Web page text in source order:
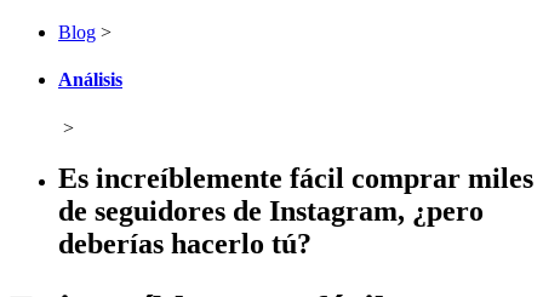
Blog >
Análisis
>
Es increíblemente fácil comprar miles
de seguidores de Instagram, ¿pero
deberías hacerlo tú?